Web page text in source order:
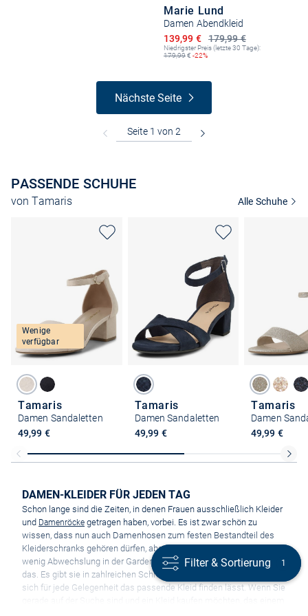
Marie Lund
Damen Abendkleid
179,99 €
Ermäßigter Preis
139,99 €
Niedrigster Preis (letzte 30 Tage):
179,99€ -22%
Nächste Seite
PASSENDE SCHUHE
von Tamaris Alle Schuhe
Wenige
verfügbar
Tamaris
Damen Sandaletten
49,99 €
Tamaris
Damen Sandaletten
49,99 €
Tamaris
Damen
49,99 €
DAMEN-KLEIDER FÜR JEDEN TAG
Schon lange sind die Zeiten, in denen Frauen ausschließlich Kleider
und Damenröcke getragen haben, vorbei. Es ist zwar schön zu
wissen, dass nun auch Damenhosen zum festen Bestandteil des
Kleiderschranks gehören dürfen, aber welche Frau liebt nicht ein
wenig Abwechslung in der Garderobe? Damen-Kleider bieten genau
das. Es gibt sie in zahlreichen Schnitten und Farbvariationen, sodass
sich für jede Gelegenheit das passende Kleid finden lässt. Wenn Sie
Filter & Sortierung 1
Filter & Sortierung 1